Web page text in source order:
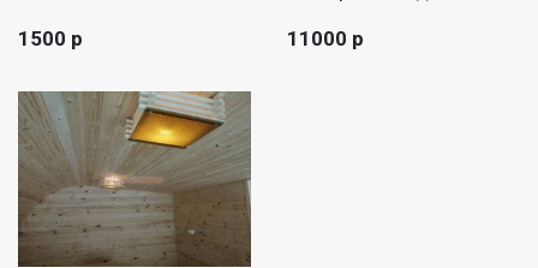
1500 р
11000 р